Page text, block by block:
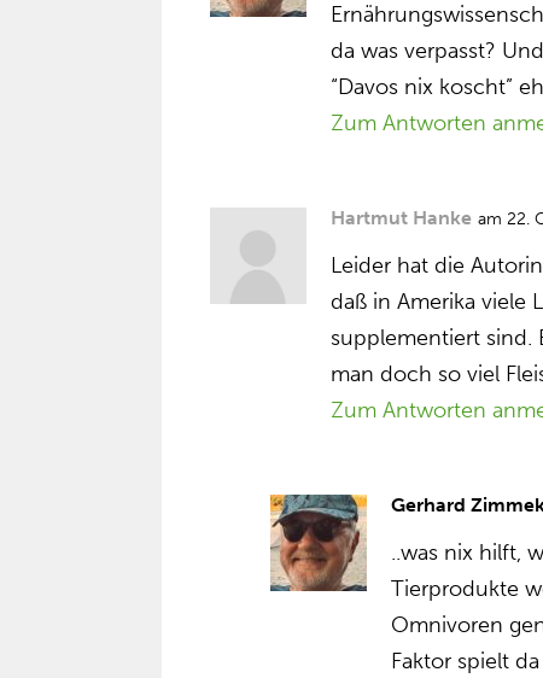
da was verpasst?
“Davos nix koscht”
Zum Antworten
Hartmut Hanke am 22.
Leider hat die
daß in Amerika viele
supplementiert sind.
man doch so viel
Zum Antworten
Gerhard
..was nix hilft,
Tierprodukte
Omnivoren
Faktor spielt